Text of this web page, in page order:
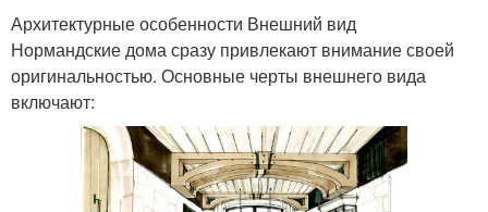
Архитектурные особенности Внешний вид
Нормандские дома сразу привлекают внимание своей
оригинальностью. Основные черты внешнего вида
включают: